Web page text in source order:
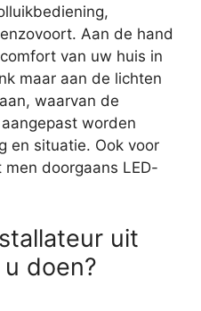
Aan de hand
van uw huis in
maar aan de lichten
waarvan de
worden
en situatie. Ook voor
doorgaans LED-
uit
doen?